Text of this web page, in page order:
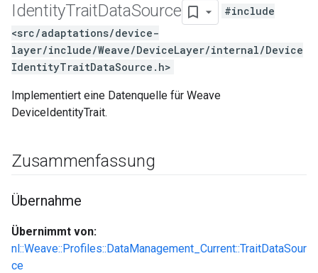
IdentityTraitDataSource
#include
<src/adaptations/device-
layer/include/Weave/DeviceLayer/internal/Device
IdentityTraitDataSource.h>
Implementiert eine Datenquelle für Weave
DeviceIdentityTrait.
Zusammenfassung
Übernahme
Übernimmt von:
nl::Weave::Profiles::DataManagement_Current::TraitDataSour
ce